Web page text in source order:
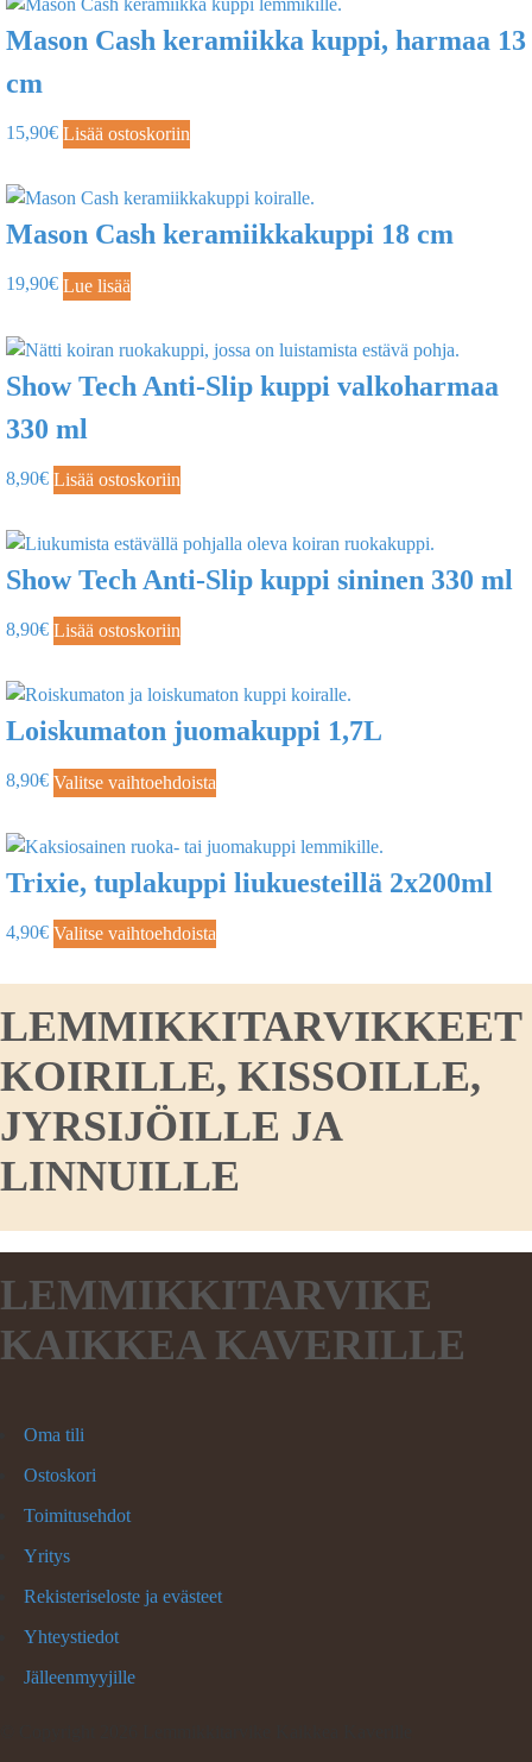
Mason Cash keramiikka kuppi, harmaa 13
cm
15,90€ Lisää ostoskoriin
Mason Cash keramiikkakuppi 18 cm
19,90€ Lue lisää
Show Tech Anti-Slip kuppi valkoharmaa
330 ml
8,90€ Lisää ostoskoriin
Show Tech Anti-Slip kuppi sininen 330 ml
8,90€ Lisää ostoskoriin
Loiskumaton juomakuppi 1,7L
8,90€ Valitse vaihtoehdoista
Trixie, tuplakuppi liukuesteillä 2x200ml
4,90€ Valitse vaihtoehdoista
LEMMIKKITARVIKKEET
KOIRILLE, KISSOILLE,
JYRSIJÖILLE JA
LINNUILLE
LEMMIKKITARVIKE
KAIKKEA KAVERILLE
Oma tili
Ostoskori
Toimitusehdot
Yritys
Rekisteriseloste ja evästeet
Yhteystiedot
Jälleenmyyjille